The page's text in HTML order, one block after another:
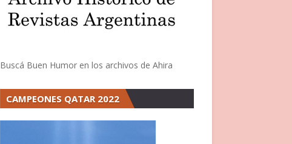
Buscá Buen Humor en los archivos de Ahira
CAMPEONES QATAR 2022